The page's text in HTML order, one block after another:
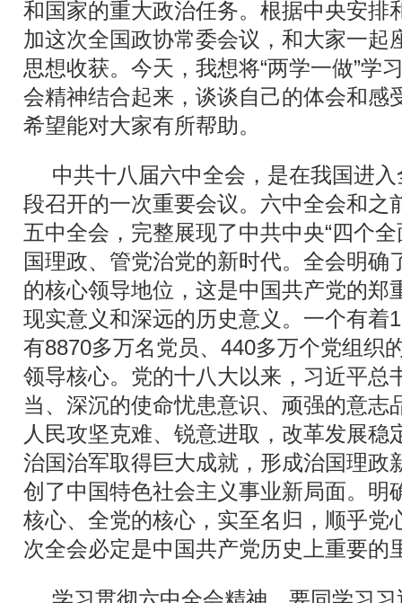
和国家的重大政治任务。根据中央安排
加这次全国政协常委会议，和大家一起
思想收获。今天，我想将“两学一做”学
会精神结合起来，谈谈自己的体会和感
希望能对大家有所帮助。
中共十八届六中全会，是在我国进
段召开的一次重要会议。六中全会和之
五中全会，完整展现了中共中央“四个
国理政、管党治党的新时代。全会明确
的核心领导地位，这是中国共产党的郑
现实意义和深远的历史意义。一个有着
有8870多万名党员、440多万个党组织
领导核心。党的十八大以来，习近平总
当、深沉的使命忧患意识、顽强的意志
人民攻坚克难、锐意进取，改革发展稳
治国治军取得巨大成就，形成治国理政
创了中国特色社会主义事业新局面。明
核心、全党的核心，实至名归，顺乎党
次全会必定是中国共产党历史上重要的